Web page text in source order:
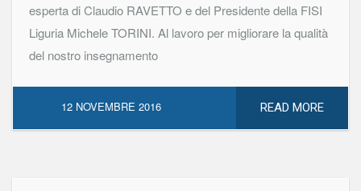
esperta di Claudio RAVETTO e del Presidente della FISI
Liguria Michele TORINI. Al lavoro per migliorare la qualità
del nostro insegnamento
READ MORE
12 NOVEMBRE 2016